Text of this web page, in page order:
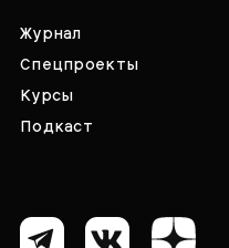
Журнал
Спецпроекты
Курсы
Подкаст